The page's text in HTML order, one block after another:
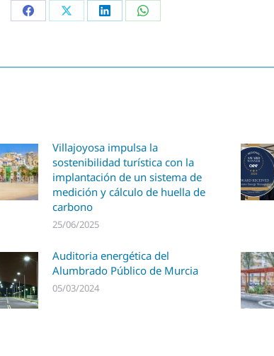
Villajoyosa impulsa la
sostenibilidad turística con la
implantación de un sistema de
medición y cálculo de huella de
carbono
25/06/2025
Auditoria energética del
Alumbrado Público de Murcia
05/03/2024